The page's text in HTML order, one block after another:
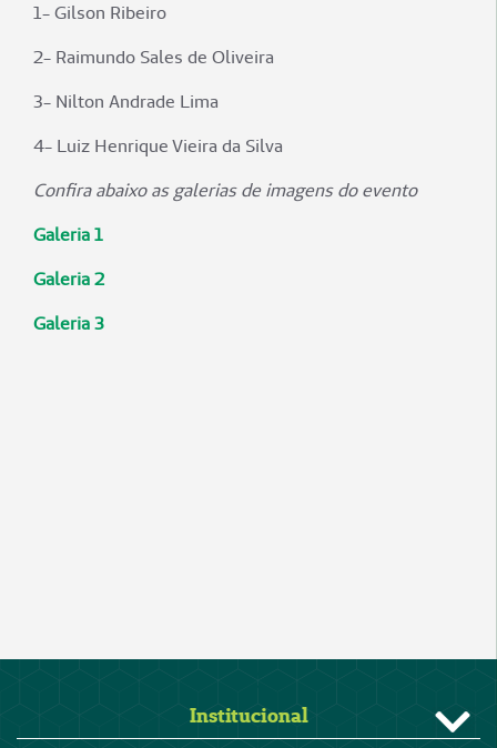
1- Gilson Ribeiro
2- Raimundo Sales de Oliveira
3- Nilton Andrade Lima
4- Luiz Henrique Vieira da Silva
Confira abaixo as galerias de imagens do evento
Galeria 1
Galeria 2
Galeria 3
Institucional